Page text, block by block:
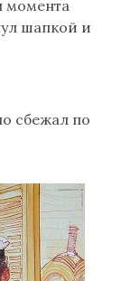
момента
шапкой и
сбежал по